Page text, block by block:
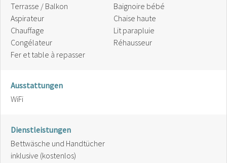
Terrasse / Balkon
Aspirateur
Chauffage
Congélateur
Fer et table à repasser
Baignoire bébé
Chaise haute
Lit parapluie
Réhausseur
Ausstattungen
WiFi
Dienstleistungen
Bettwäsche und Handtücher
inklusive (kostenlos)